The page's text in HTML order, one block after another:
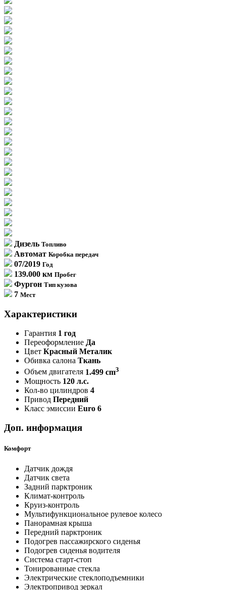
Дизель Топливо
Автомат Коробка передач
07/2019 Год
139.000 км Пробег
Фургон Тип кузова
7 Мест
Характеристики
Гарантия 1 год
Переоформление Да
Цвет Красный Металик
Обивка салона Ткань
Объем двигателя 1.499 cm3
Мощность 120 л.с.
Кол-во цилиндров 4
Привод Передний
Класс эмиссии Euro 6
Доп. информация
Комфорт
Датчик дождя
Датчик света
Задний парктроник
Климат-контроль
Круиз-контроль
Мультифункциональное рулевое колесо
Панорамная крыша
Передний парктроник
Подогрев пассажирского сиденья
Подогрев сиденья водителя
Система старт-стоп
Тонированные стекла
Электрические стеклоподъемники
Электропривод зеркал